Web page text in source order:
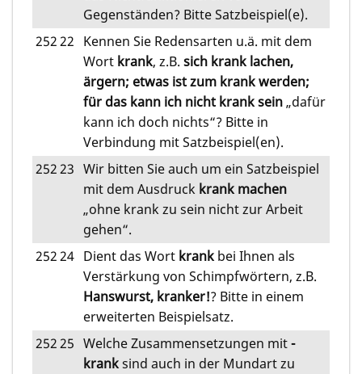
Gegenständen? Bitte Satzbeispiel(e).
25222 Kennen Sie Redensarten u.ä. mit dem
Wort krank, z.B. sich krank lachen,
ärgern; etwas ist zum krank werden;
für das kann ich nicht krank sein„dafür
kann ich doch nichts“? Bitte in
Verbindung mit Satzbeispiel(en).
25223 Wir bitten Sie auch um ein Satzbeispiel
mit dem Ausdruck krank machen
„ohne krank zu sein nicht zur Arbeit
gehen“.
25224 Dient das Wort krank bei Ihnen als
Verstärkung von Schimpfwörtern, z.B.
Hanswurst, kranker!? Bitte in einem
erweiterten Beispielsatz.
25225 Welche Zusammensetzungen mit-
kranksind auch in der Mundart zu